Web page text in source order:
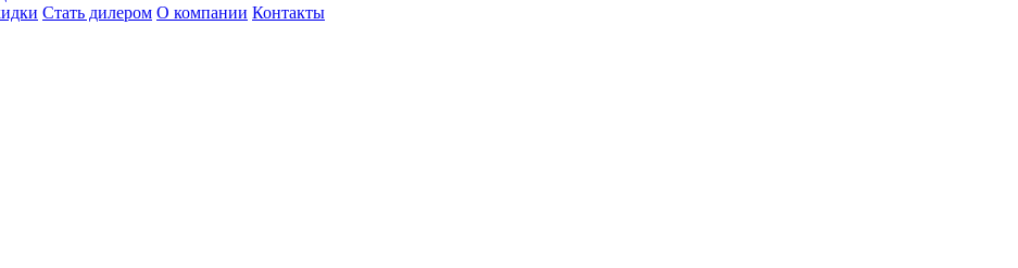
Стать дилером О компании Контакты